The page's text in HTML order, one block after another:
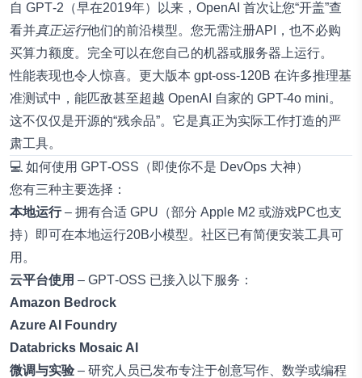
自 GPT‑2（早在2019年）以来，OpenAI 首次让您“开盖”查
看并真正运行他们的前沿模型。您无需注册API，也不必购
买算力额度。完全可以在您自己的机器或服务器上运行。
性能表现也令人惊喜。更大版本 gpt‑oss‑120B 在许多推理基
准测试中，能匹敌甚至超越 OpenAI 自家的 GPT-4o mini。
这不仅仅是开源的“残余品”。它是真正为实际工作打造的严
肃工具。
💻 如何使用 GPT‑OSS（即使你不是 DevOps 大神）
您有三种主要选择：
本地运行– 拥有合适 GPU（部分 Apple M2 或游戏PC也支
持）即可在本地运行20B小模型。社区已有简便安装工具可
用。
云平台使用 – GPT‑OSS 已接入以下服务：
Amazon Bedrock
Azure AI Foundry
Databricks Mosaic AI
微调与实验 – 研究人员已发布专注于创意写作、数学或编程